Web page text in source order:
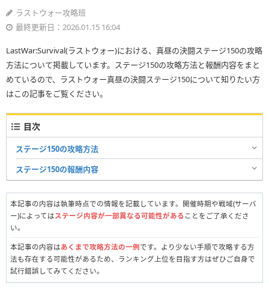
ラストウォー攻略班
最終更新日：2026.01.15 16:04
LastWar:Survival(ラストウォー)における、真昼の決闘ステージ150の攻略
方法について掲載しています。ステージ150の攻略方法と報酬内容をまと
めているので、ラストウォー真昼の決闘ステージ150について知りたい方
はこの記事をご覧ください。
目次
ステージ150の攻略方法
ステージ150の報酬内容
本記事の内容は執筆時点での情報を記載しています。開催時期や戦域(サーバ
ー)によっては ステージ内容が一部異なる可能性がある ことをご了承くださ
い。
本記事の内容はあくまで攻略方法の一例です。より少ない手順で攻略する方
法も存在する可能性があるため、ランキング上位を目指す方はぜひご自身で
試行錯誤してみてください。